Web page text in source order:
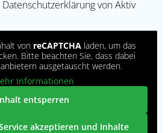
Datenschutzerklärungvon Aktiv
von reCAPTCHAladen, um das
Bitte beachten Sie, dass dabei
ausgetauscht werden.
Informationen
entsperren
akzeptieren und Inhalte